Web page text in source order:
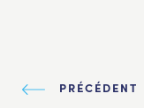
PRÉCÉDENT